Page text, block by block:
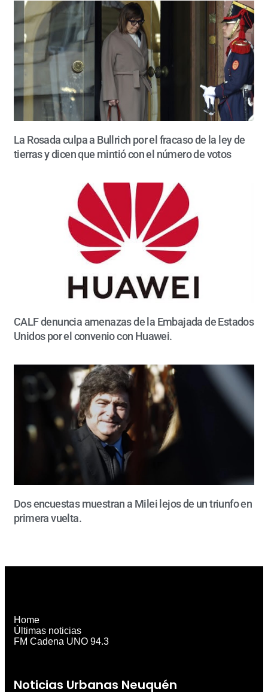
La Rosada culpa a Bullrich por el fracaso de la ley de
tierras y dicen que mintió con el número de votos
CALF denuncia amenazas de la Embajada de Estados
Unidos por el convenio con Huawei.
Dos encuestas muestran a Milei lejos de un triunfo en
primera vuelta.
Noticias Urbanas Neuquén
Home
Últimas noticias
FM Cadena UNO 94.3